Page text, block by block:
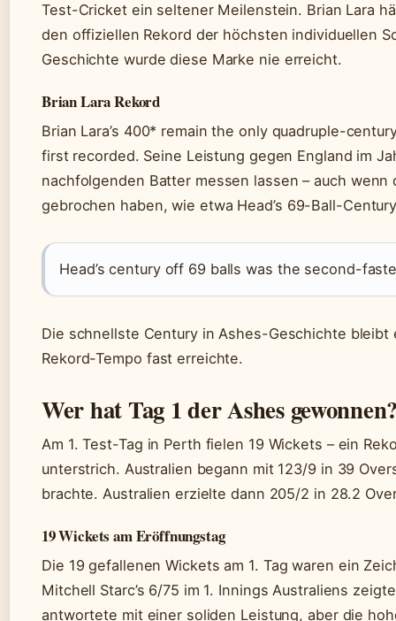
Test-Cricket ein seltener Meilenstein. Brian Lara
den offiziellen Rekord der höchsten individuellen
Geschichte wurde diese Marke nie erreicht.
Brian Lara Rekord
Brian Lara’s 400* remain the only quadruple-
first recorded. Seine Leistung gegen England im
nachfolgenden Batter messen lassen – auch
gebrochen haben, wie etwa Head’s 69-Ball-
Head’s century off 69 balls was the second-
Die schnellste Century in Ashes-Geschichte
Rekord-Tempo fast erreichte.
Wer hat Tag 1 der Ashes
Am 1. Test-Tag in Perth fielen 19 Wickets – ein
unterstrich. Australien begann mit 123/9 in 39
brachte. Australien erzielte dann 205/2 in 28.2
19 Wickets am Eröffnungstag
Die 19 gefallenen Wickets am 1. Tag waren ein
Mitchell Starc’s 6/75 im 1. Innings Australiens
antwortete mit einer soliden Leistung, aber die